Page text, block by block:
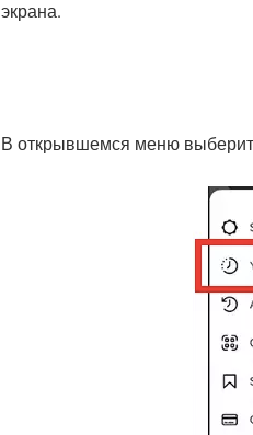
экрана.
В открывшемся меню